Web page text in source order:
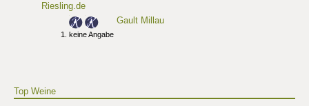
Riesling.de
Gault Millau
keine Angabe
Top Weine